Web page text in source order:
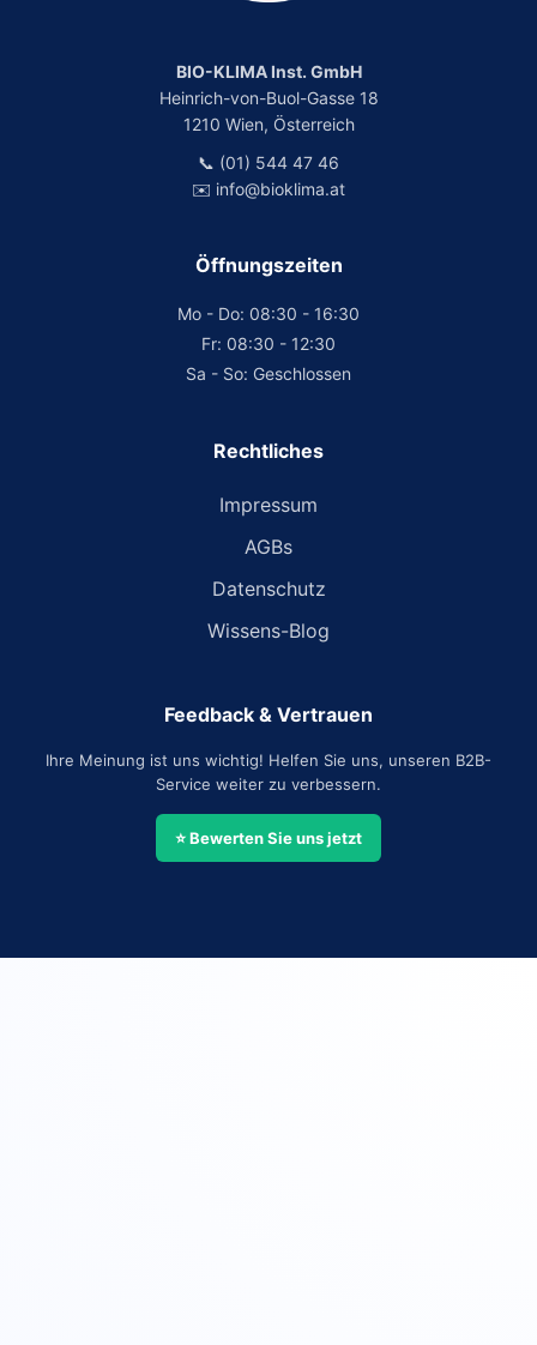
BIO-KLIMA Inst. GmbH
Heinrich-von-Buol-Gasse 18
1210 Wien, Österreich
📞 (01) 544 47 46
✉️ info@bioklima.at
Öffnungszeiten
Mo - Do: 08:30 - 16:30
Fr: 08:30 - 12:30
Sa - So: Geschlossen
Rechtliches
Impressum
AGBs
Datenschutz
Wissens-Blog
Feedback & Vertrauen
Ihre Meinung ist uns wichtig! Helfen Sie uns, unseren B2B-
Service weiter zu verbessern.
⭐ Bewerten Sie uns jetzt